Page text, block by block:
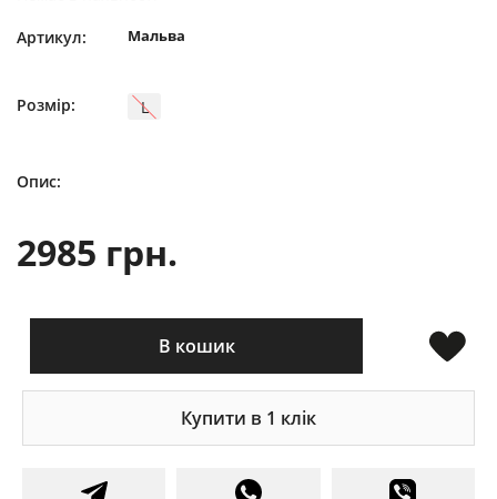
Артикул: Мальва
Розмір: L
Опис:
2985 грн.
В кошик
Купити в 1 клік